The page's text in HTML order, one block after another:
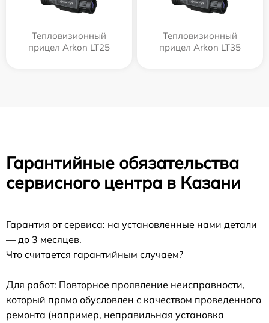
Тепловизионный
прицел Arkon LT25
Тепловизионный
прицел Arkon LT35
Гарантийные обязательства
сервисного центра в Казани
Гарантия от сервиса: на установленные нами детали
— до 3 месяцев.
Что считается гарантийным случаем?
Для работ: Повторное проявление неисправности,
который прямо обусловлен с качеством проведенного
ремонта (например, неправильная установка